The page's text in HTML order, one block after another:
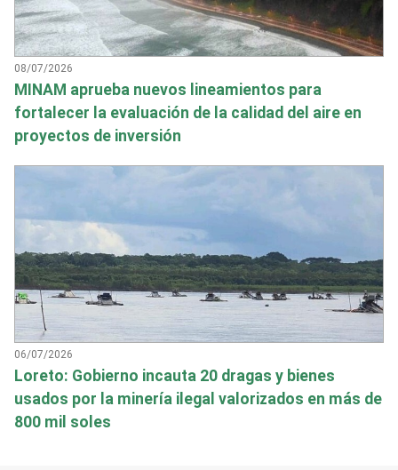
08/07/2026
MINAM aprueba nuevos lineamientos para
fortalecer la evaluación de la calidad del aire en
proyectos de inversión
06/07/2026
Loreto: Gobierno incauta 20 dragas y bienes
usados por la minería ilegal valorizados en más de
800 mil soles